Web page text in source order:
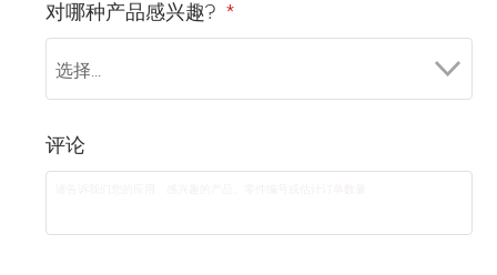
*
对哪种产品感兴趣?
评论